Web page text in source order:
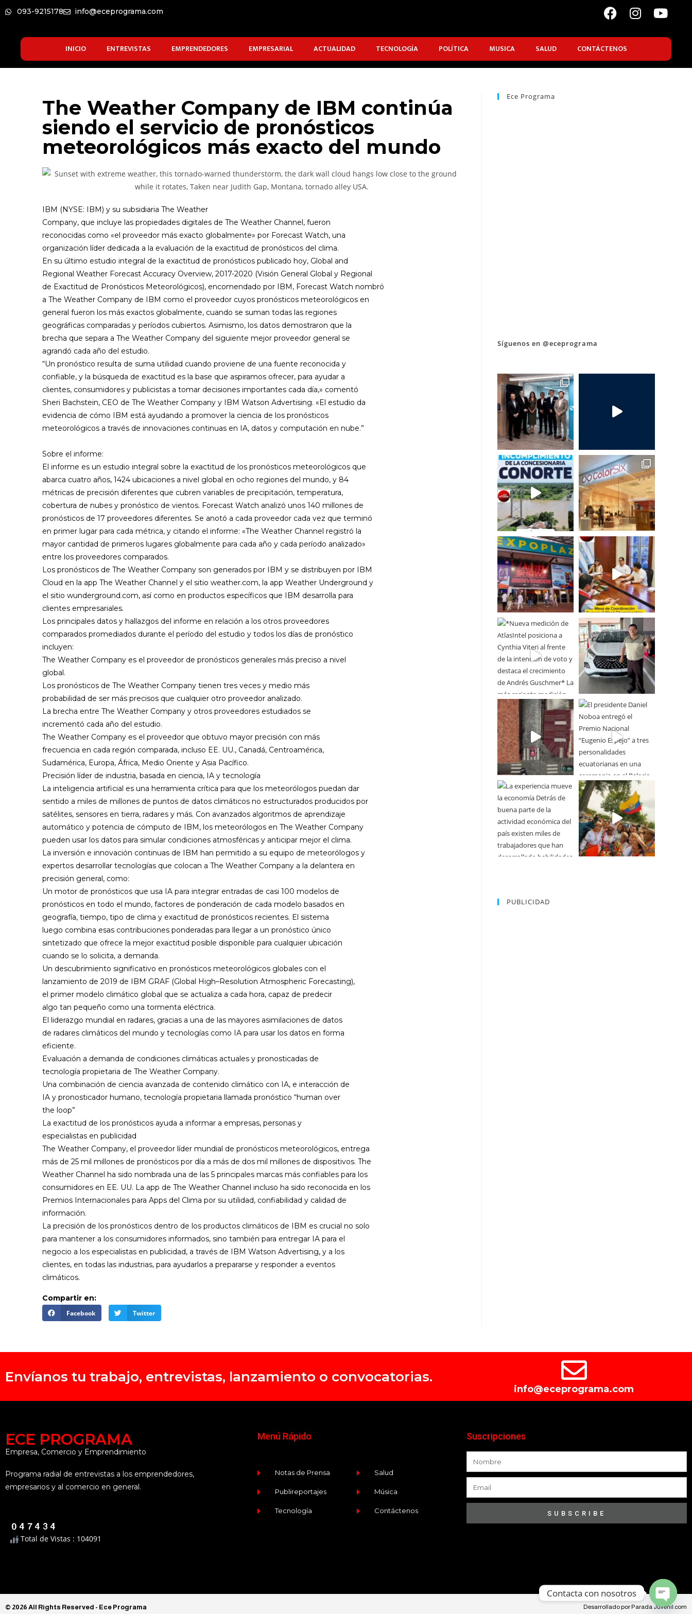
093-9215178 info@eceprograma.com
INICIO ENTREVISTAS EMPRENDEDORES EMPRESARIAL ACTUALIDAD TECNOLOGÍA POLÍTICA MUSICA SALUD CONTÁCTENOS
The Weather Company de IBM continúa
siendo el servicio de pronósticos
meteorológicos más exacto del mundo
IBM (NYSE: IBM) y su subsidiaria The Weather
Company, que incluye las propiedades digitales de The Weather Channel, fueron
reconocidas como «el proveedor más exacto globalmente» por Forecast Watch, una
organización líder dedicada a la evaluación de la exactitud de pronósticos del clima.
En su último estudio integral de la exactitud de pronósticos publicado hoy, Global and
Regional Weather Forecast Accuracy Overview, 2017-2020 (Visión General Global y Regional
de Exactitud de Pronósticos Meteorológicos), encomendado por IBM, Forecast Watch nombró
a The Weather Company de IBM como el proveedor cuyos pronósticos meteorológicos en
general fueron los más exactos globalmente, cuando se suman todas las regiones
geográficas comparadas y períodos cubiertos. Asimismo, los datos demostraron que la
brecha que separa a The Weather Company del siguiente mejor proveedor general se
agrandó cada año del estudio.
“Un pronóstico resulta de suma utilidad cuando proviene de una fuente reconocida y
confiable, y la búsqueda de exactitud es la base que aspiramos ofrecer, para ayudar a
clientes, consumidores y publicistas a tomar decisiones importantes cada día,» comentó
Sheri Bachstein, CEO de The Weather Company y IBM Watson Advertising. «El estudio da
evidencia de cómo IBM está ayudando a promover la ciencia de los pronósticos
meteorológicos a través de innovaciones continuas en IA, datos y computación en nube.”
Sobre el informe:
El informe es un estudio integral sobre la exactitud de los pronósticos meteorológicos que
abarca cuatro años, 1424 ubicaciones a nivel global en ocho regiones del mundo, y 84
métricas de precisión diferentes que cubren variables de precipitación, temperatura,
cobertura de nubes y pronóstico de vientos. Forecast Watch analizó unos 140 millones de
pronósticos de 17 proveedores diferentes. Se anotó a cada proveedor cada vez que terminó
en primer lugar para cada métrica, y citando el informe: «The Weather Channel registró la
mayor cantidad de primeros lugares globalmente para cada año y cada período analizado»
entre los proveedores comparados.
Los pronósticos de The Weather Company son generados por IBM y se distribuyen por IBM
Cloud en la app The Weather Channel y el sitio weather.com, la app Weather Underground y
el sitio wunderground.com, así como en productos específicos que IBM desarrolla para
clientes empresariales.
Los principales datos y hallazgos del informe en relación a los otros proveedores
comparados promediados durante el período del estudio y todos los días de pronóstico
incluyen:
The Weather Company es el proveedor de pronósticos generales más preciso a nivel
global.
Los pronósticos de The Weather Company tienen tres veces y medio más
probabilidad de ser más precisos que cualquier otro proveedor analizado.
La brecha entre The Weather Company y otros proveedores estudiados se
incrementó cada año del estudio.
The Weather Company es el proveedor que obtuvo mayor precisión con más
frecuencia en cada región comparada, incluso EE. UU., Canadá, Centroamérica,
Sudamérica, Europa, África, Medio Oriente y Asia Pacífico.
Precisión líder de industria, basada en ciencia, IA y tecnología
La inteligencia artificial es una herramienta crítica para que los meteorólogos puedan dar
sentido a miles de millones de puntos de datos climáticos no estructurados producidos por
satélites, sensores en tierra, radares y más. Con avanzados algoritmos de aprendizaje
automático y potencia de cómputo de IBM, los meteorólogos en The Weather Company
pueden usar los datos para simular condiciones atmosféricas y anticipar mejor el clima.
La inversión e innovación continuas de IBM han permitido a su equipo de meteorólogos y
expertos desarrollar tecnologías que colocan a The Weather Company a la delantera en
precisión general, como:
Un motor de pronósticos que usa IA para integrar entradas de casi 100 modelos de
pronósticos en todo el mundo, factores de ponderación de cada modelo basados en
geografía, tiempo, tipo de clima y exactitud de pronósticos recientes. El sistema
luego combina esas contribuciones ponderadas para llegar a un pronóstico único
sintetizado que ofrece la mejor exactitud posible disponible para cualquier ubicación
cuando se lo solicita, a demanda.
Un descubrimiento significativo en pronósticos meteorológicos globales con el
lanzamiento de 2019 de IBM GRAF (Global High–Resolution Atmospheric Forecasting),
el primer modelo climático global que se actualiza a cada hora, capaz de predecir
algo tan pequeño como una tormenta eléctrica.
El liderazgo mundial en radares, gracias a una de las mayores asimilaciones de datos
de radares climáticos del mundo y tecnologías como IA para usar los datos en forma
eficiente.
Evaluación a demanda de condiciones climáticas actuales y pronosticadas de
tecnología propietaria de The Weather Company.
Una combinación de ciencia avanzada de contenido climático con IA, e interacción de
IA y pronosticador humano, tecnología propietaria llamada pronóstico “human over
the loop”
La exactitud de los pronósticos ayuda a informar a empresas, personas y
especialistas en publicidad
The Weather Company, el proveedor líder mundial de pronósticos meteorológicos, entrega
más de 25 mil millones de pronósticos por día a más de dos mil millones de dispositivos. The
Weather Channel ha sido nombrada una de las 5 principales marcas más confiables para los
consumidores en EE. UU. La app de The Weather Channel incluso ha sido reconocida en los
Premios Internacionales para Apps del Clima por su utilidad, confiabilidad y calidad de
información.
La precisión de los pronósticos dentro de los productos climáticos de IBM es crucial no solo
para mantener a los consumidores informados, sino también para entregar IA para el
negocio a los especialistas en publicidad, a través de IBM Watson Advertising, y a los
clientes, en todas las industrias, para ayudarlos a prepararse y responder a eventos
climáticos.
Compartir en:
Facebook Twitter
Ece Programa
Síguenos en @eceprograma
PUBLICIDAD
Envíanos tu trabajo, entrevistas, lanzamiento o convocatorias.
info@eceprograma.com
ECE PROGRAMA
Empresa, Comercio y Emprendimiento
Programa radial de entrevistas a los emprendedores,
empresarios y al comercio en general.
Total de Vistas : 104091
Menú Rápido
Notas de Prensa
Publireportajes
Tecnología
Salud
Música
Contáctenos
Suscripciones
SUBSCRIBE
© 2026 All Rights Reserved​ - Ece Programa Desarrollado por Parada Juvenil.com
Contacta con nosotros